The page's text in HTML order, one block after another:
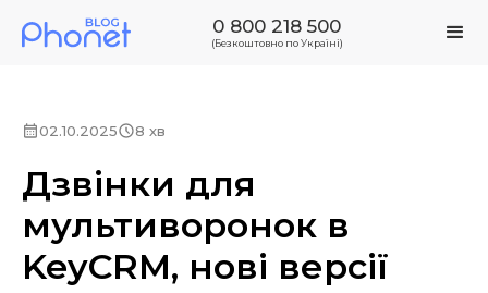
0 800 218 500
(Безкоштовно по Україні)
02.10.2025 8 хв
Дзвінки для
мультиворонок в
KeyCRM, нові версії